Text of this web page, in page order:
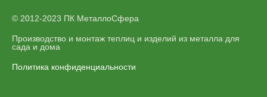
© 2012-2023 ПК МеталлоСфера
Политика конфиденциальности
Производство и монтаж теплиц и изделий из металла для
сада и дома